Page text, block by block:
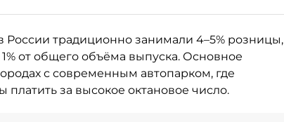
традиционно занимали 4–5% розницы,
от общего объёма выпуска. Основное
с современным автопарком, где
за высокое октановое число.